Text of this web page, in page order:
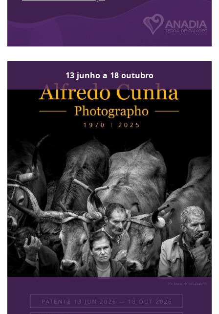
13 junho a 18 outubro